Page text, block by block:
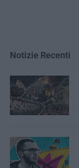
Notizie Recenti